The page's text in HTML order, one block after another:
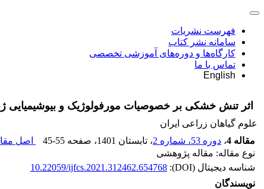
فهرست نشریات
سامانه نشر کتاب
کارگاه‌ها و دوره‌های آموزشی تخصصی
تماس با ما
English
اثر تنش خشکی بر خصوصیات مورفولوژیک و بیوشیمیایی
علوم گیاهان زراعی ایران
مقاله 4
، دوره 53، شماره 2 ، تابستان 1401 ، صفحه 45-55 اصل
نوع مقاله: مقاله پژوهشی
شناسه دیجیتال (DOI):
10.22059/ijfcs.2021.312462.654768
نویسندگان